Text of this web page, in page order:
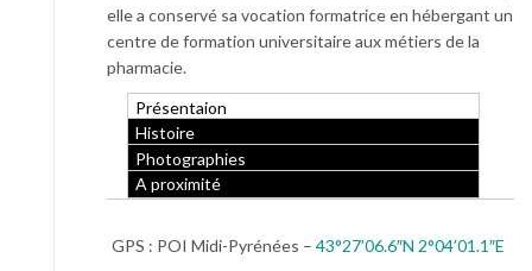
elle a conservé sa vocation formatrice en hébergant un
centre de formation universitaire aux métiers de la
pharmacie.
Présentaion
Histoire
Photographies
A proximité
GPS : POI Midi-Pyrénées – 43°27’06.6″N 2°04’01.1″E